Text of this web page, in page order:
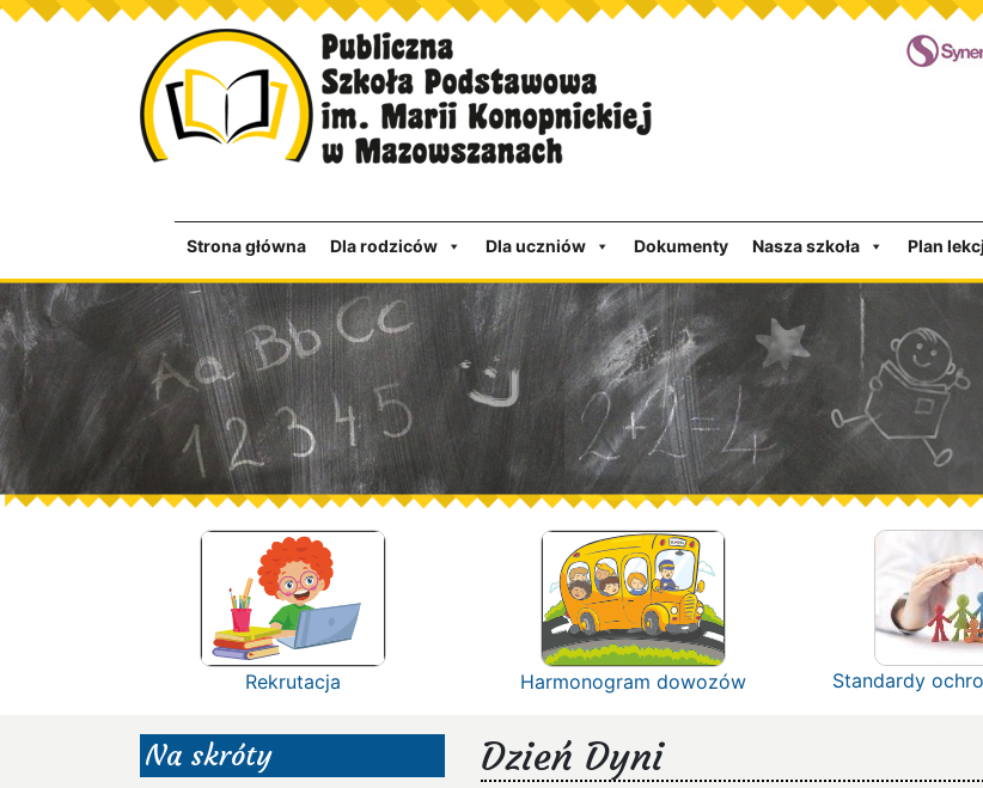
Strona główna Dla rodziców Dla uczniów Dokumenty Nasza szkoła Plan
Rekrutacja Harmonogram dowozów Standardy
Na skróty Dzień Dyni